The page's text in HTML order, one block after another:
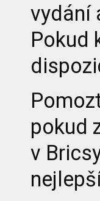
vydání
Pokud
pokud
v